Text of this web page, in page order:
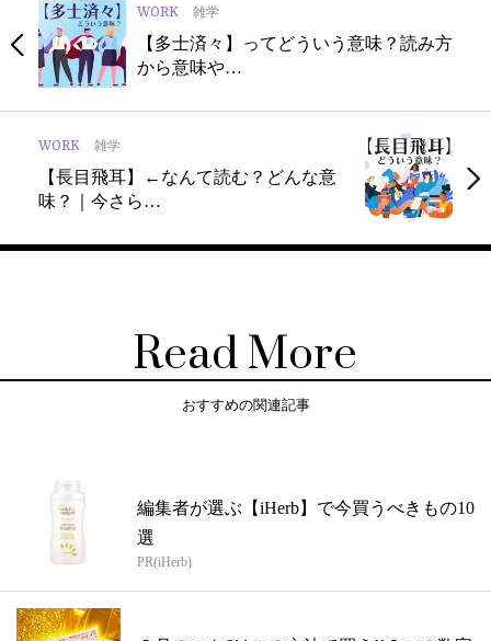
WORK 雑学
【多士済々】ってどういう意味？読み方
から意味や…
WORK 雑学
【長目飛耳】←なんて読む？どんな意
味？｜今さら…
Read More
おすすめの関連記事
編集者が選ぶ【iHerb】で今買うべきもの10
選
PR(iHerb)